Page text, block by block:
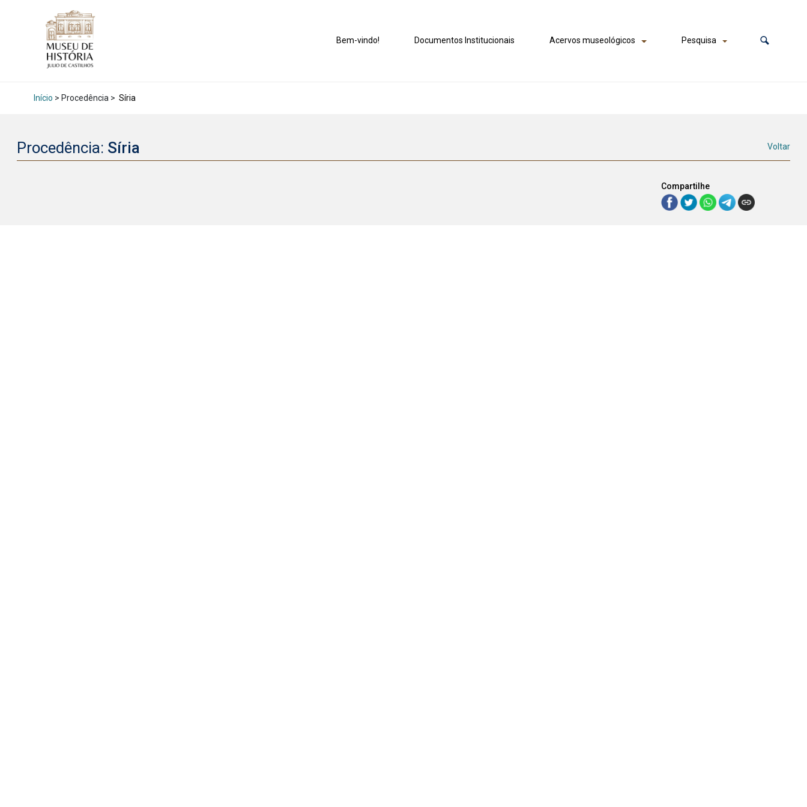
Bem-vindo! Documentos Institucionais Acervos museológicos Pesquisa
Início > Procedência > Síria
Procedência: Síria Voltar
Compartilhe